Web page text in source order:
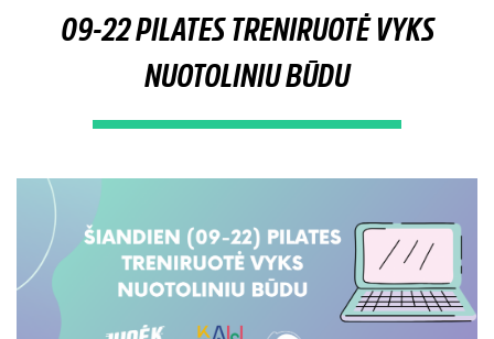
09-22 PILATES TRENIRUOTĖ VYKS
NUOTOLINIU BŪDU